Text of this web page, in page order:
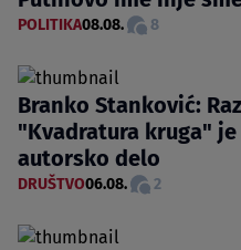
POLITIKA08.08. 8
Branko Stanković:
"Kvadratura kruga"
autorsko delo
DRUŠTVO06.08. 2